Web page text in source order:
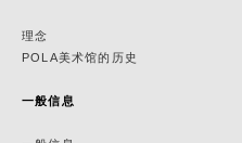
理念
POLA美术馆的历史
一般信息